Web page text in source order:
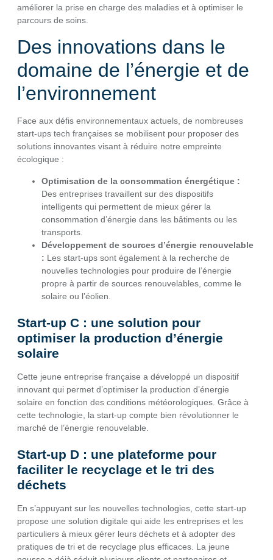
améliorer la prise en charge des maladies et à optimiser le
parcours de soins.
Des innovations dans le
domaine de l’énergie et de
l’environnement
Face aux défis environnementaux actuels, de nombreuses
start-ups tech françaises se mobilisent pour proposer des
solutions innovantes visant à réduire notre empreinte
écologique :
Optimisation de la consommation énergétique :
Des entreprises travaillent sur des dispositifs
intelligents qui permettent de mieux gérer la
consommation d’énergie dans les bâtiments ou les
transports.
Développement de sources d’énergie renouvelable
: Les start-ups sont également à la recherche de
nouvelles technologies pour produire de l’énergie
propre à partir de sources renouvelables, comme le
solaire ou l’éolien.
Start-up C : une solution pour
optimiser la production d’énergie
solaire
Cette jeune entreprise française a développé un dispositif
innovant qui permet d’optimiser la production d’énergie
solaire en fonction des conditions météorologiques. Grâce à
cette technologie, la start-up compte bien révolutionner le
marché de l’énergie renouvelable.
Start-up D : une plateforme pour
faciliter le recyclage et le tri des
déchets
En s’appuyant sur les nouvelles technologies, cette start-up
propose une solution digitale qui aide les entreprises et les
particuliers à mieux gérer leurs déchets et à adopter des
pratiques de tri et de recyclage plus efficaces. La jeune